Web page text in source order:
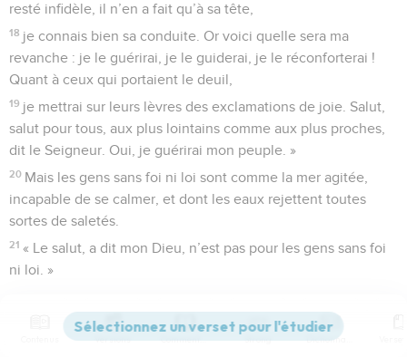
resté infidèle, il n’en a fait qu’à sa tête,
18 je connais bien sa conduite. Or voici quelle sera ma
revanche : je le guérirai, je le guiderai, je le réconforterai !
Quant à ceux qui portaient le deuil,
19 je mettrai sur leurs lèvres des exclamations de joie. Salut,
salut pour tous, aux plus lointains comme aux plus proches,
dit le Seigneur. Oui, je guérirai mon peuple. »
20 Mais les gens sans foi ni loi sont comme la mer agitée,
incapable de se calmer, et dont les eaux rejettent toutes
sortes de saletés.
21 « Le salut, a dit mon Dieu, n’est pas pour les gens sans foi
ni loi. »
© Société biblique française – Bibli’O, 1997, avec autorisation. Pour vous procurer
une Bible imprimée, rendez-vous sur www.editionsbiblio.fr
Versions Commentaires Strong